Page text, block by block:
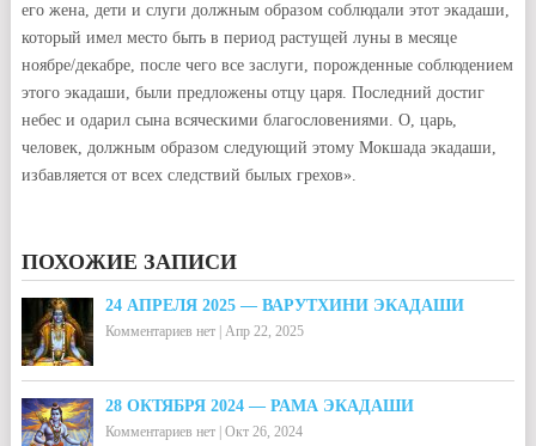
его жена, дети и слуги должным образом соблюдали этот экадаши,
который имел место быть в период растущей луны в месяце
ноябре/декабре, после чего все заслуги, порожденные соблюдением
этого экадаши, были предложены отцу царя. Последний достиг
небес и одарил сына всяческими благословениями. О, царь,
человек, должным образом следующий этому Мокшада экадаши,
избавляется от всех следствий былых грехов».
ПОХОЖИЕ ЗАПИСИ
24 АПРЕЛЯ 2025 — ВАРУТХИНИ ЭКАДАШИ
Комментариев нет| Апр 22, 2025
28 ОКТЯБРЯ 2024 — РАМА ЭКАДАШИ
Комментариев нет| Окт 26, 2024